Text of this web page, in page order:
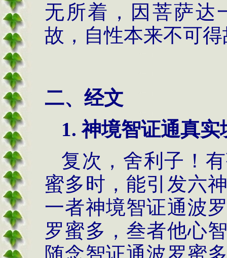
无所着，因菩萨达
故，自性本来不可
二、经文
1.神境智证通真实
复次，舍利子！
蜜多时，能引发六
一者神境智证通波
罗蜜多，叁者他心
随念智证通波罗蜜